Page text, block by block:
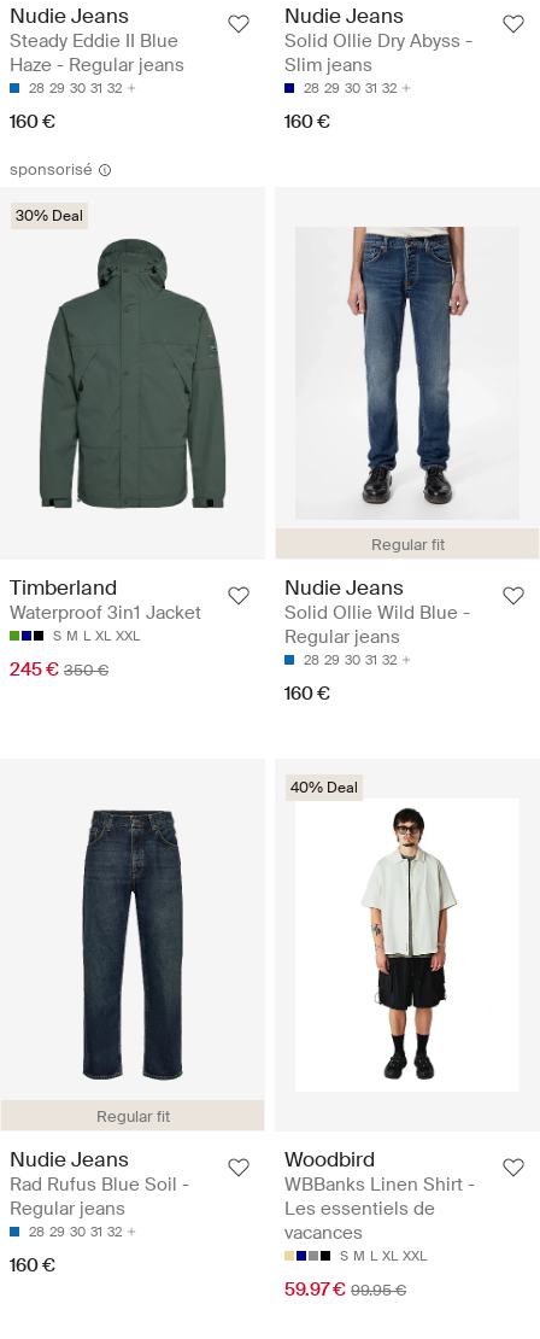
Nudie Jeans
Steady Eddie II Blue
Haze - Regular jeans
28 29 30 31 32
160 €
Nudie Jeans
Solid Ollie Dry Abyss -
Slim jeans
28 29 30 31 32
160 €
sponsorisé
30% Deal
Timberland
Waterproof 3in1 Jacket
S M L XL XXL
245 € 350 €
Regular fit
Nudie Jeans
Solid Ollie Wild Blue -
Regular jeans
28 29 30 31 32
160 €
Regular fit
Nudie Jeans
Rad Rufus Blue Soil -
Regular jeans
28 29 30 31 32
160 €
40% Deal
Woodbird
WBBanks Linen Shirt -
Les essentiels de
vacances
S M L XL XXL
59.97 € 99.95 €